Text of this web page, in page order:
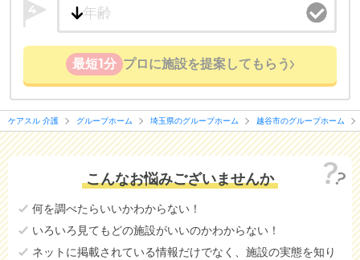
4
最短1分 プロに施設を提案してもらう
ケアスル 介護 グループホーム 埼玉県のグループホーム 越谷市のグループホーム
こんなお悩みございませんか
何を調べたらいいかわからない！
いろいろ見てもどの施設がいいのかわからない！
ネットに掲載されている情報だけでなく、施設の実態を知り